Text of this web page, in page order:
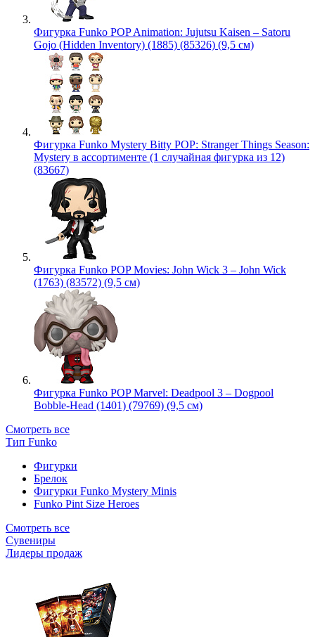
Фигурка Funko POP Animation: Jujutsu Kaisen – Satoru
Gojo (Hidden Inventory) (1885) (85326) (9,5 см)
Фигурка Funko Mystery Bitty POP: Stranger Things Season:
Mystery в ассортименте (1 случайная фигурка из 12)
(83667)
Фигурка Funko POP Movies: John Wick 3 – John Wick
(1763) (83572) (9,5 см)
Фигурка Funko POP Marvel: Deadpool 3 – Dogpool
Bobble-Head (1401) (79769) (9,5 см)
Смотреть все
Тип Funko
Фигурки
Брелок
Фигурки Funko Mystery Minis
Funko Pint Size Heroes
Смотреть все
Сувениры
Лидеры продаж